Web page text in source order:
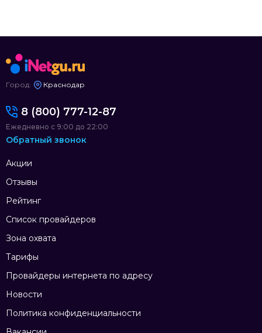
Город: Краснодар
Акции
Отзывы
Рейтинг
Список провайдеров
Зона охвата
Тарифы
Провайдеры интернета по адресу
Новости
Политика конфиденциальности
8 (800) 777-12-87
Ежедневно с 9:00 до 22:00
Обратный звонок